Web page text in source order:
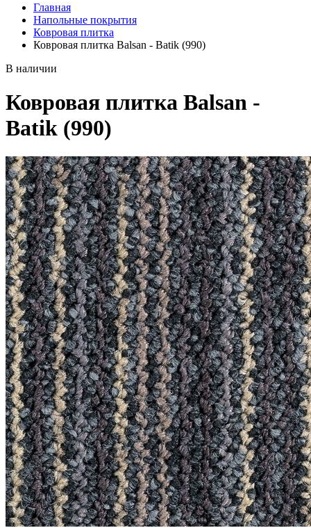
Главная
Напольные покрытия
Ковровая плитка
Ковровая плитка Balsan - Batik (990)
В наличии
Ковровая плитка Balsan -
Batik (990)